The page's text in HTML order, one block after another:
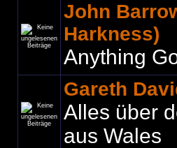
John
Harkness)
Anything
Gareth
Alles über
aus Wales